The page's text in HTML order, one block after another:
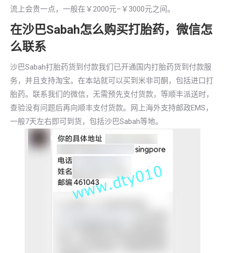
流上会贵一点，一般在￥2000元–￥3000元之间。
在沙巴Sabah怎么购买打胎药，微信怎
么联系
沙巴Sabah打胎药货到付款我们已开通国内打胎药货到付款服
务，并且支持淘宝。在本站就可以买到米非司酮，包括进口打
胎药。联系我们的微信，无需预先支付货款，等顺丰派送时，
查验没有问题后再向顺丰支付货款。网上海外支持邮政EMS，
一般7天左右即可到货，包括沙巴Sabah等地。